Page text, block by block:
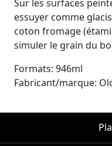
Sur les surfaces
essuyer comme
coton fromage
simuler le grain du
Formats: 946ml
Fabricant/marque: